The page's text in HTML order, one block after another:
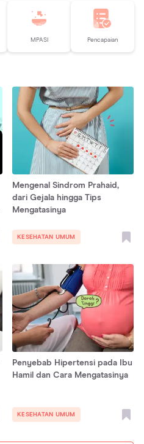
MPASI Pencapaian
Mengenal Sindrom Prahaid,
dari Gejala hingga Tips
Mengatasinya
KESEHATAN UMUM
Penyebab Hipertensi pada Ibu
Hamil dan Cara Mengatasinya
KESEHATAN UMUM